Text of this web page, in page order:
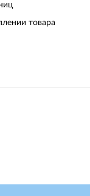
товара